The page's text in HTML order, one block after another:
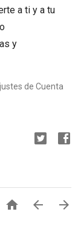
a ti y a tu
y
de Cuenta
  